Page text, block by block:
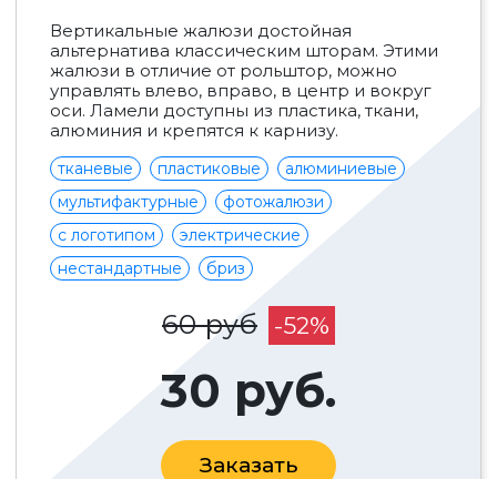
Вертикальные жалюзи достойная
альтернатива классическим шторам. Этими
жалюзи в отличие от рольштор, можно
управлять влево, вправо, в центр и вокруг
оси. Ламели доступны из пластика, ткани,
алюминия и крепятся к карнизу.
тканевые пластиковые
алюминиевые
мультифактурные
фотожалюзи
с логотипом
электрические
нестандартные
бриз
60 руб -52%
30 руб.
Заказать